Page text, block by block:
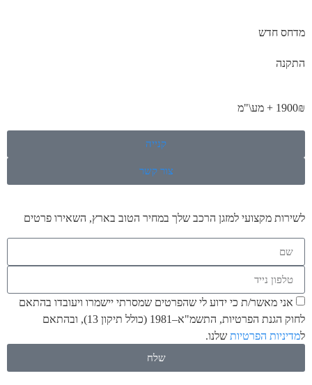
מדחס חדש
התקנה
1900₪ + מע\"מ
קנייה
צור קשר
לשירות מקצועי למזגן הרכב שלך במחיר הטוב בארץ, השאירו פרטים
אני מאשר/ת כי ידוע לי שהפרטים שמסרתי יישמרו ויעובדו בהתאם
לחוק הגנת הפרטיות, התשמ"א–1981 (כולל תיקון 13), ובהתאם
מדיניות הפרטיותשלנו.
שלח